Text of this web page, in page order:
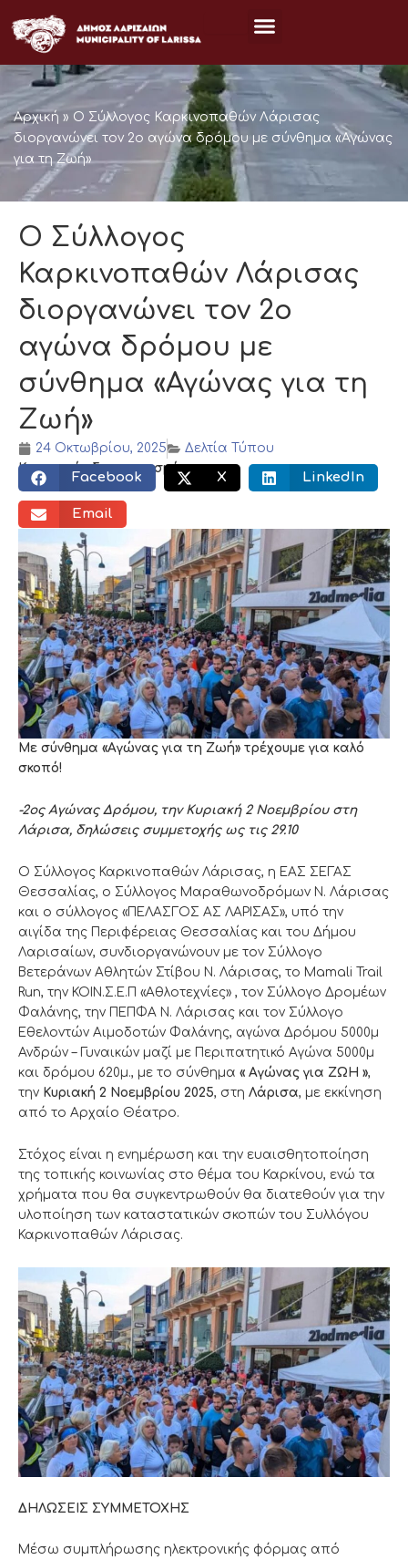
στο
περιεχόμενο
Αρχική » O Σύλλογος Καρκινοπαθών Λάρισας
διοργανώνει τον 2ο αγώνα δρόμου με σύνθημα «Αγώνας
για τη Ζωή»
O Σύλλογος
Καρκινοπαθών Λάρισας
διοργανώνει τον 2ο
αγώνα δρόμου με
σύνθημα «Αγώνας για τη
Ζωή»
24 Οκτωβρίου, 2025
Δελτία Τύπου
Κοινωνικός διαμοιρασμός:
Facebook X LinkedIn
Email
Με σύνθημα «Αγώνας για τη Ζωή» τρέχουμε για καλό
σκοπό!
-2ος Αγώνας Δρόμου, την Κυριακή 2 Νοεμβρίου στη
Λάρισα, δηλώσεις συμμετοχής ως τις 29.10
O Σύλλογος Καρκινοπαθών Λάρισας, η ΕΑΣ ΣΕΓΑΣ
Θεσσαλίας, ο Σύλλογος Μαραθωνοδρόμων Ν. Λάρισας
και ο σύλλογος «ΠΕΛΑΣΓΟΣ ΑΣ ΛΑΡΙΣΑΣ», υπό την
αιγίδα της Περιφέρειας Θεσσαλίας και του Δήμου
Λαρισαίων, συνδιοργανώνουν με τον Σύλλογο
Βετεράνων Αθλητών Στίβου Ν. Λάρισας, το Mamali Trail
Run, την ΚΟΙΝ.Σ.Ε.Π «Αθλοτεχνίες» , τον Σύλλογο Δρομέων
Φαλάνης, την ΠΕΠΦΑ Ν. Λάρισας και τον Σύλλογο
Εθελοντών Αιμοδοτών Φαλάνης, αγώνα Δρόμου 5000μ
Ανδρών – Γυναικών μαζί με Περιπατητικό Αγώνα 5000μ
και δρόμου 620μ., με το σύνθημα « Αγώνας για ΖΩΗ »,
την Κυριακή 2 Νοεμβρίου 2025, στη Λάρισα, με εκκίνηση
από το Αρχαίο Θέατρο.
Στόχος είναι η ενημέρωση και την ευαισθητοποίηση
της τοπικής κοινωνίας στο θέμα του Καρκίνου, ενώ τα
χρήματα που θα συγκεντρωθούν θα διατεθούν για την
υλοποίηση των καταστατικών σκοπών του Συλλόγου
Καρκινοπαθών Λάρισας.
ΔΗΛΩΣΕΙΣ ΣΥΜΜΕΤΟΧΗΣ
Μέσω συμπλήρωσης ηλεκτρονικής φόρμας από